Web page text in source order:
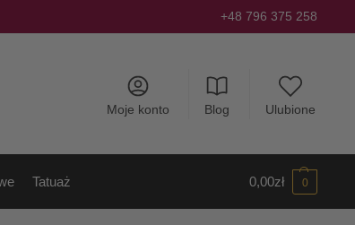
+48 796 375 258
Moje konto Blog Ulubione
Tatuaż 0,00zł 0